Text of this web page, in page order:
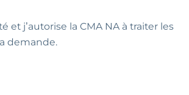
j’autorise la CMA NA à traiter les
demande.